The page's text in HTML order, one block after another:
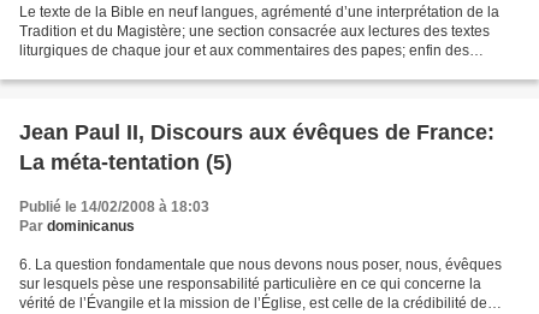
Le texte de la Bible en neuf langues, agrémenté d’une interprétation de la
Tradition et du Magistère; une section consacrée aux lectures des textes
liturgiques de chaque jour et aux commentaires des papes; enfin des
Jean Paul II, Discours aux évêques de France:
La méta-tentation (5)
Publié le 14/02/2008 à 18:03
Par dominicanus
6. La question fondamentale que nous devons nous poser, nous, évêques
sur lesquels pèse une responsabilité particulière en ce qui concerne la
vérité de l’Évangile et la mission de l’Église, est celle de la crédibilité de